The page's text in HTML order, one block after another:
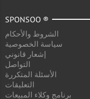
SPONSOO ®
الشروط والأحكام
سياسة الخصوصية
إشعار قانوني
التواصل
الأسئلة المتكررة
التعليقات
برنامج وكلاء المبيعات